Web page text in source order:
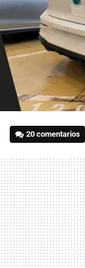
20 comentarios